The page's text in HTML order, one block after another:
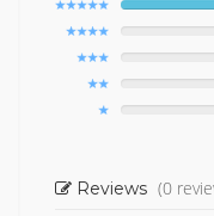
Reviews (0